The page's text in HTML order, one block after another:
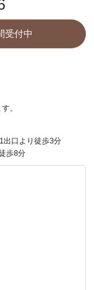
受付中
。
出口より徒歩3分
歩8分